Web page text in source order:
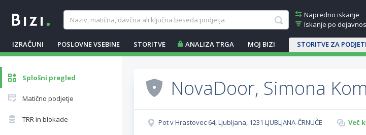
Napredno iskanje
Iskanje po
IZRAČUNI POSLOVNE VSEBINE STORITVE ANALIZA TRGA MOJ BIZI STORITVE ZA
Splošni pregled
Matično podjetje
TRR in blokade
NovaDoor, Simona
Pot v Hrastovec 64, Ljubljana, 1231 LJUBLJANA-ČRNUČE Več